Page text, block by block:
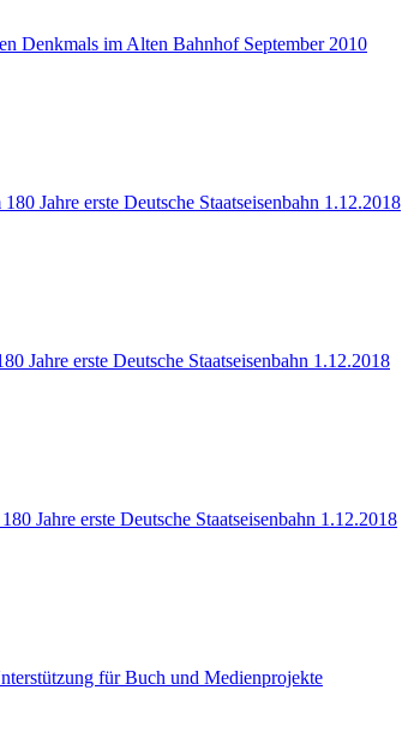
Denkmals im Alten Bahnhof September 2010
Jahre erste Deutsche Staatseisenbahn 1.12.2018
Jahre erste Deutsche Staatseisenbahn 1.12.2018
Jahre erste Deutsche Staatseisenbahn 1.12.2018
für Buch und Medienprojekte